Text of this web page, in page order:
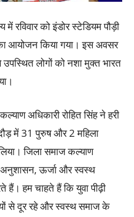
रविवार को इंडोर स्टेडियम पौड़ी
आयोजन किया गया। इस अवसर
लोगों को नशा मुक्त भारत
अधिकारी रोहित सिंह ने हरी
में 31 पुरुष और 2 महिला
लिया। जिला समाज कल्याण
ऊर्जा और स्वस्थ
हैं। हम चाहते हैं कि युवा पीढ़ी
से दूर रहे और स्वस्थ समाज के